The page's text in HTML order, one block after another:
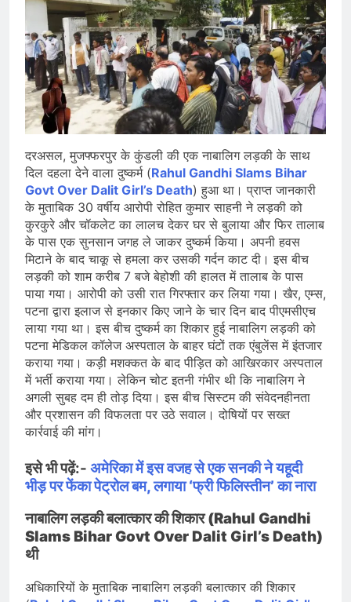
दरअसल, मुजफ्फरपुर के कुंडली की एक नाबालिग लड़की के साथ
दिल दहला देने वाला दुष्कर्म (Rahul Gandhi Slams Bihar
Govt Over Dalit Girl’s Death) हुआ था। प्राप्त जानकारी
के मुताबिक 30 वर्षीय आरोपी रोहित कुमार साहनी ने लड़की को
कुरकुरे और चॉकलेट का लालच देकर घर से बुलाया और फिर तालाब
के पास एक सुनसान जगह ले जाकर दुष्कर्म किया। अपनी हवस
मिटाने के बाद चाकू से हमला कर उसकी गर्दन काट दी। इस बीच
लड़की को शाम करीब 7 बजे बेहोशी की हालत में तालाब के पास
पाया गया। आरोपी को उसी रात गिरफ्तार कर लिया गया। खैर, एम्स,
पटना द्वारा इलाज से इनकार किए जाने के चार दिन बाद पीएमसीएच
लाया गया था। इस बीच दुष्कर्म का शिकार हुई नाबालिग लड़की को
पटना मेडिकल कॉलेज अस्पताल के बाहर घंटों तक एंबुलेंस में इंतजार
कराया गया। कड़ी मशक्कत के बाद पीड़ित को आखिरकार अस्पताल
में भर्ती कराया गया। लेकिन चोट इतनी गंभीर थी कि नाबालिग ने
अगली सुबह दम ही तोड़ दिया। इस बीच सिस्टम की संवेदनहीनता
और प्रशासन की विफलता पर उठे सवाल। दोषियों पर सख्त
कार्रवाई की मांग।
इसे भी पढ़ें:- अमेरिका में इस वजह से एक सनकी ने यहूदी
भीड़ पर फेंका पेट्रोल बम, लगाया ‘फ्री फिलिस्तीन’ का नारा
नाबालिग लड़की बलात्कार की शिकार (Rahul Gandhi
Slams Bihar Govt Over Dalit Girl’s Death)
थी
अधिकारियों के मुताबिक नाबालिग लड़की बलात्कार की शिकार